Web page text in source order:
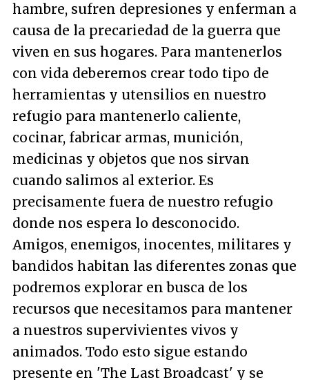
hambre, sufren depresiones y enferman a
causa de la precariedad de la guerra que
viven en sus hogares. Para mantenerlos
con vida deberemos crear todo tipo de
herramientas y utensilios en nuestro
refugio para mantenerlo caliente,
cocinar, fabricar armas, munición,
medicinas y objetos que nos sirvan
cuando salimos al exterior. Es
precisamente fuera de nuestro refugio
donde nos espera lo desconocido.
Amigos, enemigos, inocentes, militares y
bandidos habitan las diferentes zonas que
podremos explorar en busca de los
recursos que necesitamos para mantener
a nuestros supervivientes vivos y
animados. Todo esto sigue estando
presente en 'The Last Broadcast' y se